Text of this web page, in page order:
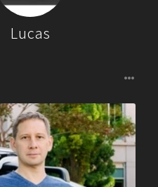
Lucas